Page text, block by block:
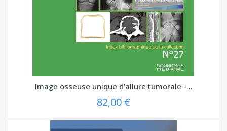
Image osseuse unique d'allure tumorale -...
82,00 €